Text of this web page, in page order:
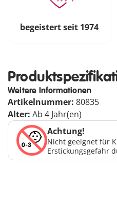
begeistert seit 1974
Weitere Informationen
Artikelnummer: 80835
Alter: Ab 4 Jahr(en)
Achtung!
Nicht geeignet für
Erstickungsgefahr